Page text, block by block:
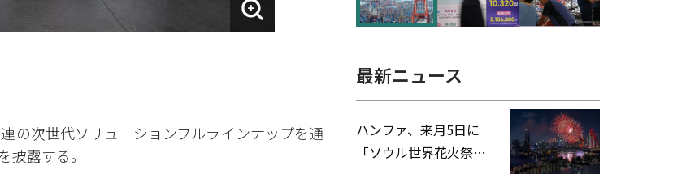
の次世代ソリューションフルラインナップを通
露する。
最新ニュース
ハンファ、来月5日に
「ソウル世界花火祭り